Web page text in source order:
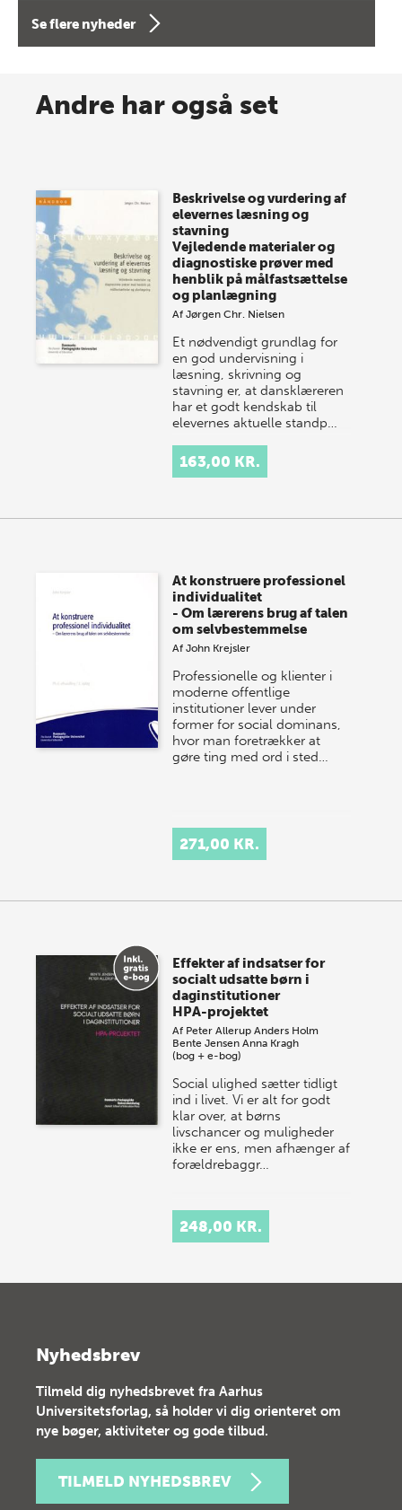
forfatterne bag vores nyes…
Spar op til 70% til sommer-
onsdag den 10. j…
Se flere nyheder
Andre har også set
Beskrivelse og vurdering af
elevernes læsning og
stavning
Vejledende materialer og
diagnostiske prøver med
henblik på målfastsættelse
og planlægning
AfJørgen Chr. Nielsen
Et nødvendigt grundlag for
en god undervisning i
læsning, skrivning og
stavning er, at dansklæreren
har et godt kendskab til
elevernes aktuelle standp…
163,00 KR.
At konstruere professionel
individualitet
- Om lærerens brug af talen
om selvbestemmelse
AfJohn Krejsler
Professionelle og klienter i
moderne offentlige
institutioner lever under
former for social dominans,
hvor man foretrækker at
gøre ting med ord i sted…
271,00 KR.
Effekter af indsatser for
socialt udsatte børn i
daginstitutioner
HPA-projektet
Af Peter Allerup Anders Holm
Bente Jensen Anna Kragh
(bog + e-bog)
Social ulighed sætter tidligt
ind i livet. Vi er alt for godt
klar over, at børns
livschancer og muligheder
ikke er ens, men afhænger af
forældrebaggr…
248,00 KR.
Nyhedsbrev
Tilmeld dig nyhedsbrevet fra Aarhus
Universitetsforlag, så holder vi dig orienteret om
nye bøger, aktiviteter og gode tilbud.
TILMELD NYHEDSBREV